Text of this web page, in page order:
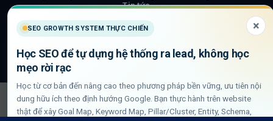
Visa PayPal Stripe MasterCard
Cash
Tin tức
COPYRIGHT 2026 ©VLINK ASIA
SEO GROWTH SYSTEM THỰC CHIẾN ×
Học SEO để tự dựng hệ thống ra lead, không học
mẹo rời rạc
Học từ cơ bản đến nâng cao theo phương pháp bền vững, ưu tiên nội
dung hữu ích theo định hướng Google. Bạn thực hành trên website
thật để xây Goal Map, Keyword Map, Pillar/Cluster, Entity, Schema,